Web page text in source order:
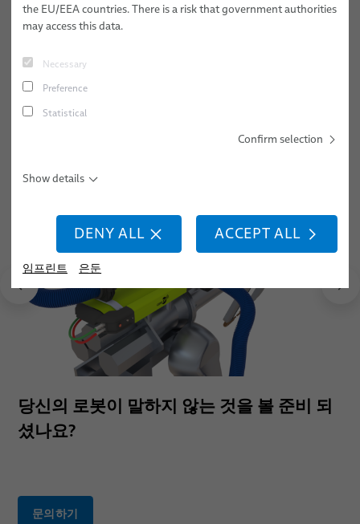
드레스팩 시스템
로봇 케이블 어셈블리
동적 자동화 애플리케이션용 산업용 로봇 호스 및 튜브
로봇 서비스
통합 준비된 로봇 & 시운전
로봇, PLC 및 오프라인 프로그래밍
애플리케이션 분야
자동화 및 드라이브
자재 핸들링
의료 로봇 공학
회사 소개
BizLink 테스트 센터
이 미리보기 이미지를 클릭하면 Google(미국)에서 콘텐츠를
다운로드하는 데 동의하는 것입니다. 이렇게 하면 Google(미
기술적으로 필요한 데이터를 제공합니다. 당사는 Google의 추
가 데이터 처리에 영향을 미치지 않습니다. Google(미국)과 관
에 유의하시기 바랍니다. 자세한 내용은
SETTINGS
당신의 로봇이 말하지 않는 것을 볼 준비 되
셨나요?
문의하기
the EU/EEA countries. There is a risk that government authorities
may access this data.
Necessary
Preference
Statistical
Confirm selection
Show details
DENY ALL ACCEPT ALL
임프린트 은둔